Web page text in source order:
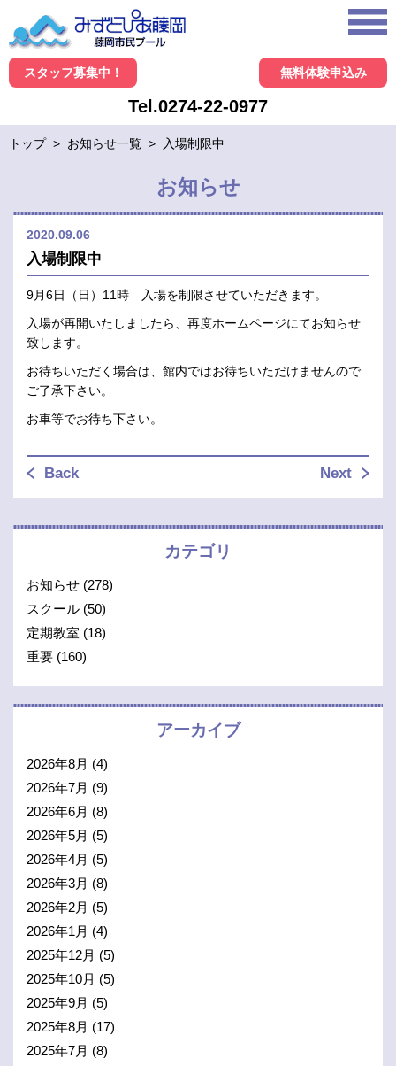
スタッフ募集中！ 無料体験申込み
Tel.0274-22-0977
トップ > お知らせ一覧 > 入場制限中
お知らせ
2020.09.06
入場制限中
9月6日（日）11時 入場を制限させていただきます。
入場が再開いたしましたら、再度ホームページにてお知らせ
致します。
お待ちいただく場合は、館内ではお待ちいただけませんので
ご了承下さい。
お車等でお待ち下さい。
Back Next
カテゴリ
お知らせ (278)
スクール (50)
定期教室 (18)
重要 (160)
アーカイブ
2026年8月 (4)
2026年7月 (9)
2026年6月 (8)
2026年5月 (5)
2026年4月 (5)
2026年3月 (8)
2026年2月 (5)
2026年1月 (4)
2025年12月 (5)
2025年10月 (5)
2025年9月 (5)
2025年8月 (17)
2025年7月 (8)